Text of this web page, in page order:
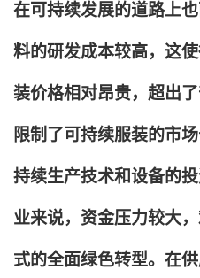
在可持续发展的道路上
料的研发成本较高，这
装价格相对昂贵，超出
限制了可持续服装的市
持续生产技术和设备的
业来说，资金压力较大
式的全面绿色转型。在